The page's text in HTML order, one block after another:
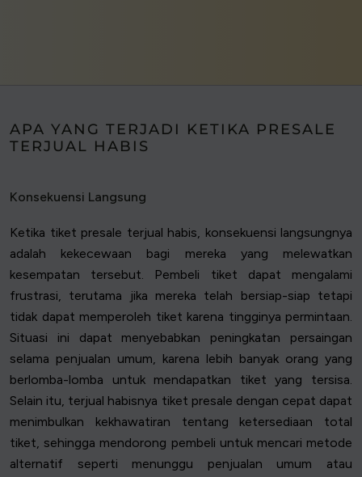
APA YANG TERJADI KETIKA PRESALE
TERJUAL HABIS
Konsekuensi Langsung
Ketika tiket presale terjual habis, konsekuensi langsungnya
adalah kekecewaan bagi mereka yang melewatkan
kesempatan tersebut. Pembeli tiket dapat mengalami
frustrasi, terutama jika mereka telah bersiap-siap tetapi
tidak dapat memperoleh tiket karena tingginya permintaan.
Situasi ini dapat menyebabkan peningkatan persaingan
selama penjualan umum, karena lebih banyak orang yang
berlomba-lomba untuk mendapatkan tiket yang tersisa.
Selain itu, terjual habisnya tiket presale dengan cepat dapat
menimbulkan kekhawatiran tentang ketersediaan total
tiket, sehingga mendorong pembeli untuk mencari metode
alternatif seperti menunggu penjualan umum atau